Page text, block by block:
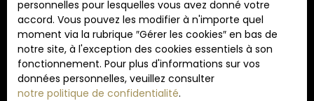
Recevoir des annonces
personnelles pour lesquelles vous avez donné votre
accord. Vous pouvez les modifier à n'importe quel
moment via la rubrique ″Gérer les cookies″ en bas de
notre site, à l'exception des cookies essentiels à son
fonctionnement. Pour plus d'informations sur vos
données personnelles, veuillez consulter
notre politique de confidentialité.